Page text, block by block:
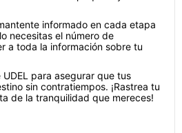
informado en cada etapa
necesitas el número de
a toda la información sobre tu
para asegurar que tus
sin contratiempos. ¡Rastrea tu
de la tranquilidad que mereces!